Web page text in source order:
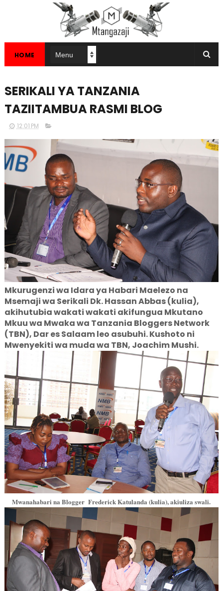
HOME
SERIKALI YA TANZANIA
TAZIITAMBUA RASMI BLOG
12:01 PM
Mkurugenzi wa Idara ya Habari Maelezo na
Msemaji wa Serikali Dk. Hassan Abbas (kulia),
akihutubia wakati wakati akifungua Mkutano
Mkuu wa Mwaka wa Tanzania Bloggers Network
(TBN), Dar es Salaam leo asubuhi. Kushoto ni
Mwenyekiti wa muda wa TBN, Joachim Mushi.
Mwanahabari na Blogger Frederick Katulanda (kulia), akiuliza swali.